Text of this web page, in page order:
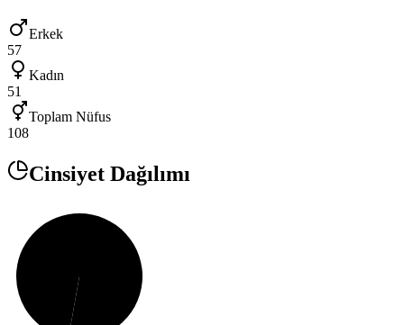
Erkek
57
Kadın
51
Toplam Nüfus
108
Cinsiyet Dağılımı